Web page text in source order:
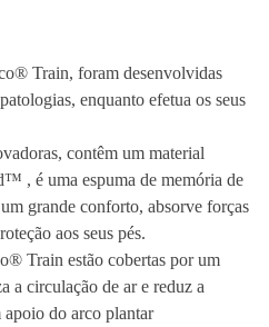
Train, foram desenvolvidas
enquanto efetua os seus
contêm um material
, é uma espuma de memória de
grande conforto, absorve forças
aos seus pés.
Train estão cobertas por um
a circulação de ar e reduz a
apoio do arco plantar